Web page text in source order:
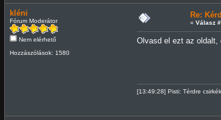
kléni
Fórum Moderátor
Nem elérhető
Hozzászólások: 1580
Re:
« Válasz
Olvasd el ezt az oldalt,
[13:49:28] Pisti: Térdre